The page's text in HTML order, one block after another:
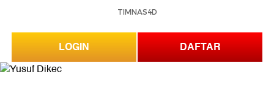
TIMNAS4D
LOGIN DAFTAR